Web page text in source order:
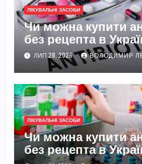
ЛІКУВАЛЬНІ ЗАСОБИ
Чи можна купити
без рецепта в
ЛИП 28, 2026 ВОЛОДИМИР
ЛІКУВАЛЬНІ ЗАСОБИ
Чи можна купити
без рецепта в